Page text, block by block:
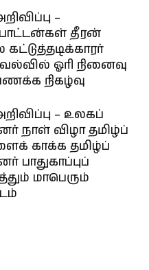
–
தீரன்
ஓரி நினைவு
நிகழ்வு
– உலகப்
நாள் விழா தமிழ்ப்
காக்க தமிழ்ப்
பாதுகாப்புப்
மாபெரும்